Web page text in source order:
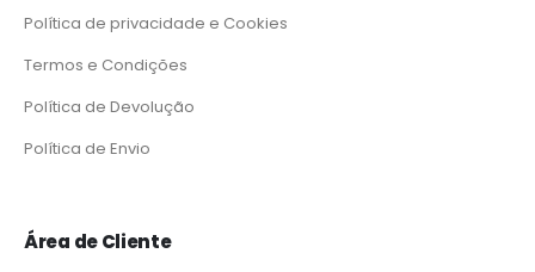
Política de privacidade e Cookies
Termos e Condições
Política de Devolução
Política de Envio
Área de Cliente